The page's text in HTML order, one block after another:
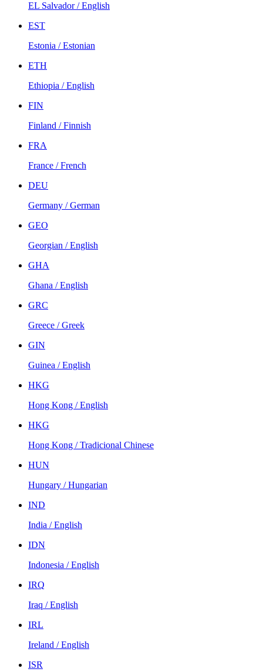
EL Salvador / English
EST
Estonia / Estonian
ETH
Ethiopia / English
FIN
Finland / Finnish
FRA
France / French
DEU
Germany / German
GEO
Georgian / English
GHA
Ghana / English
GRC
Greece / Greek
GIN
Guinea / English
HKG
Hong Kong / English
HKG
Hong Kong / Tradicional Chinese
HUN
Hungary / Hungarian
IND
India / English
IDN
Indonesia / English
IRQ
Iraq / English
IRL
Ireland / English
ISR